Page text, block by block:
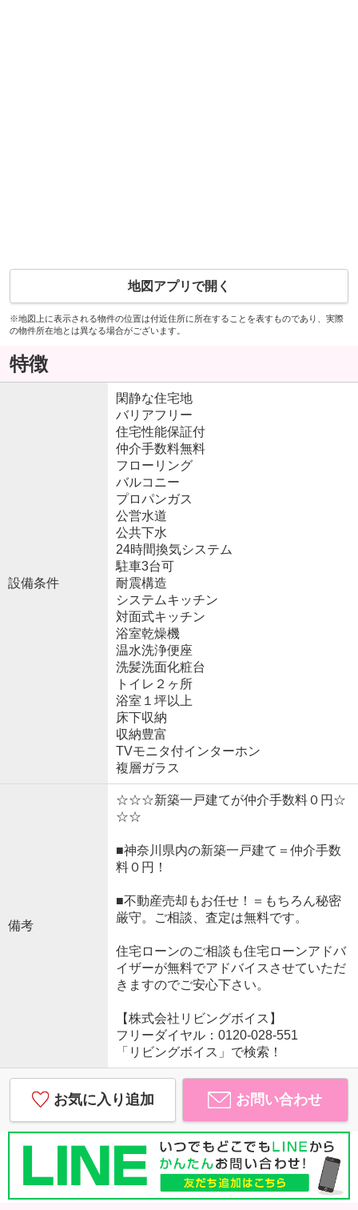
地図アプリで開く
※地図上に表示される物件の位置は付近住所に所在することを表すものであり、実際
の物件所在地とは異なる場合がございます。
特徴
設備条件
閑静な住宅地
バリアフリー
住宅性能保証付
仲介手数料無料
フローリング
バルコニー
プロパンガス
公営水道
公共下水
24時間換気システム
駐車3台可
耐震構造
システムキッチン
対面式キッチン
浴室乾燥機
温水洗浄便座
洗髪洗面化粧台
トイレ２ヶ所
浴室１坪以上
床下収納
収納豊富
TVモニタ付インターホン
複層ガラス
備考
☆☆☆新築一戸建てが仲介手数料０円☆
☆☆
■神奈川県内の新築一戸建て＝仲介手数
料０円！
■不動産売却もお任せ！＝もちろん秘密
厳守。ご相談、査定は無料です。
住宅ローンのご相談も住宅ローンアドバ
イザーが無料でアドバイスさせていただ
きますのでご安心下さい。
【株式会社リビングボイス】
フリーダイヤル：0120-028-551
「リビングボイス」で検索！
お気に入り追加 お問い合わせ